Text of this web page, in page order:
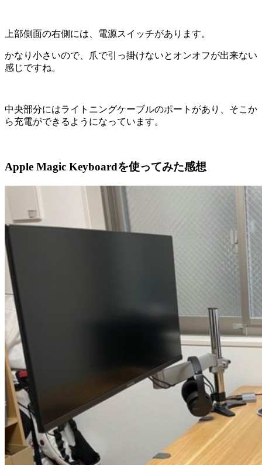
上部側面の右側には、電源スイッチがあります。
かなり小さいので、爪で引っ掛けないとオンオフが出来ない
感じですね。
中央部分にはライトニングケーブルのポートがあり、そこか
ら充電ができるようになっています。
Apple Magic Keyboardを使ってみた感想